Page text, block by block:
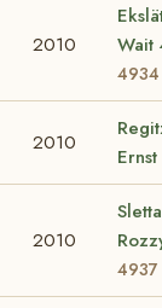
2010
Wait
4934
2010
Ernst
2010
4937